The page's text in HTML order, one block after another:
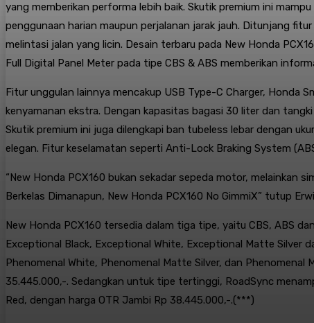
yang memberikan performa lebih baik. Skutik premium ini
penggunaan harian maupun perjalanan jarak jauh. Ditunjang
melintasi jalan yang licin. Desain terbaru pada New Honda
Full Digital Panel Meter pada tipe CBS & ABS memberikan
Fitur unggulan lainnya mencakup USB Type-C Charger,
kenyamanan ekstra. Dengan kapasitas bagasi 30 liter dan
Skutik premium ini juga dilengkapi ban tubeless lebar dengan
elegan. Fitur keselamatan seperti Anti-Lock Braking System
“New Honda PCX160 bukan sekadar sepeda motor, melainkan
Berkelas Dimanapun, New Honda PCX160 No GimmiX” tutup
New Honda PCX160 tersedia dalam tiga tipe, yaitu CBS, ABS
Exceptional Black, Exceptional White, Exceptional Matte Silver
Phenomenal White, Phenomenal Matte Silver, dan
35.445.000,-. Sedangkan untuk tipe tertinggi, RoadSync
Red, dengan harga OTR Jambi Rp 38.445.000,-.(***)